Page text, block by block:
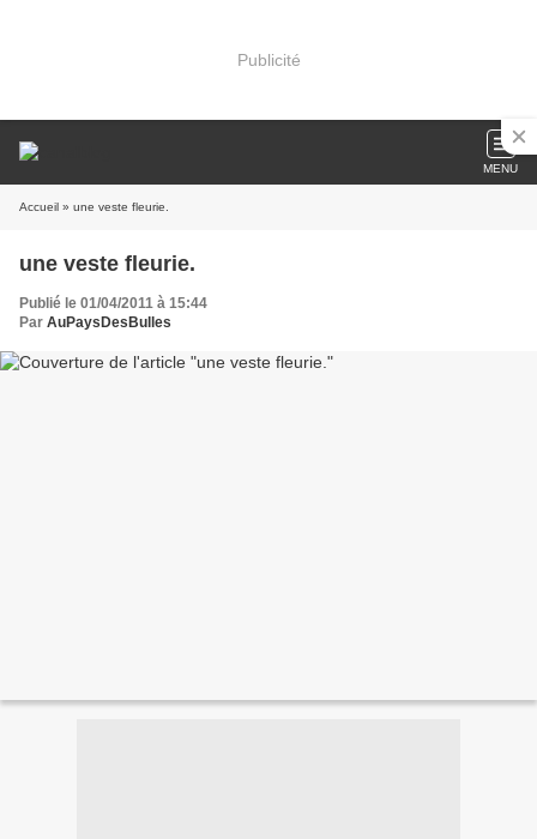
Publicité
MENU
Accueil » une veste fleurie.
une veste fleurie.
Publié le 01/04/2011 à 15:44
Par AuPaysDesBulles